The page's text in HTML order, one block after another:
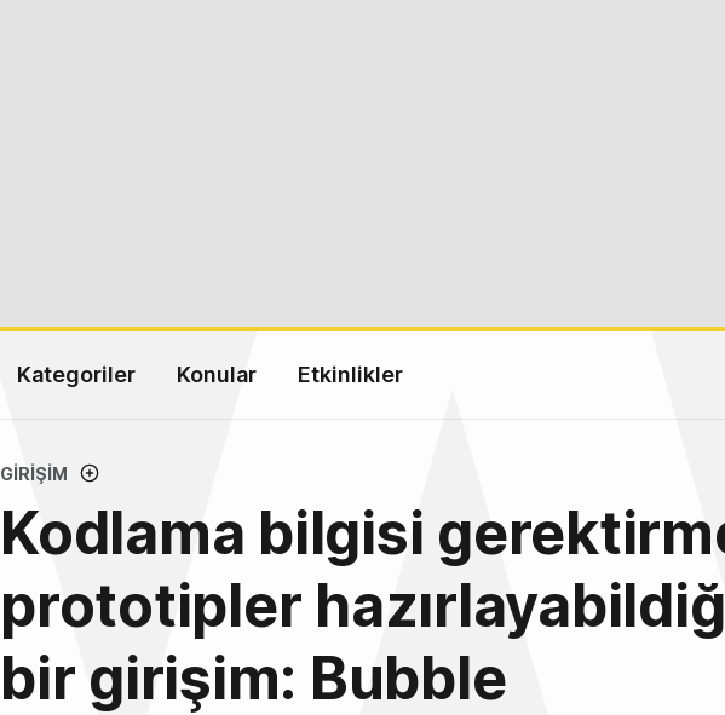
Kategoriler Konular Etkinlikler
GIRIŞIM
Kodlama bilgisi
prototipler
bir girişim: Bubble